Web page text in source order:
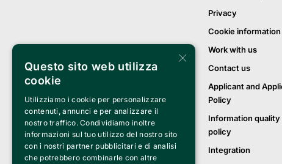
Privacy
Cookie information
Work with us
Contact us
Applicant and
Policy
Information
policy
Integration
×
Questo sito web utilizza
cookie
Utilizziamo i cookie per personalizzare
contenuti, annunci e per analizzare il
nostro traffico. Condividiamo inoltre
informazioni sul tuo utilizzo del nostro sito
con i nostri partner pubblicitari e di analisi
che potrebbero combinarle con altre